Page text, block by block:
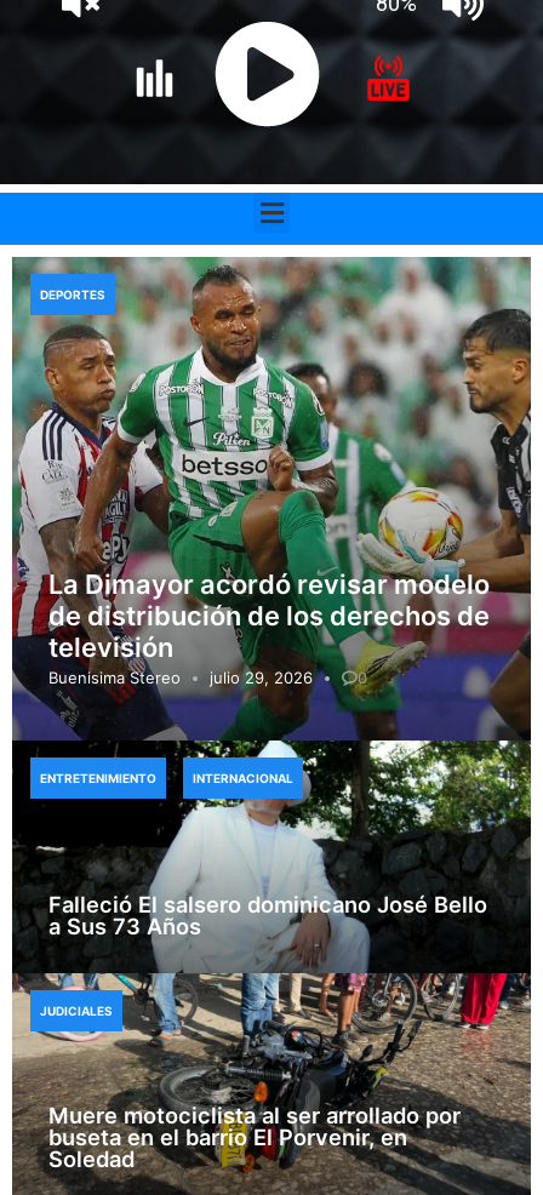
Menu
La Dimayor acordó revisar modelo
de distribución de los derechos de
televisión
Buenisima Stereo julio 29, 2026 0
DEPORTES
Falleció El salsero dominicano José Bello
a Sus 73 Años
ENTRETENIMIENTO INTERNACIONAL
Muere motociclista al ser arrollado por
buseta en el barrio El Porvenir, en
Soledad
JUDICIALES